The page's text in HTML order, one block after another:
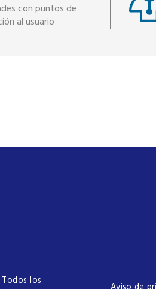
con puntos de
al usuario
los